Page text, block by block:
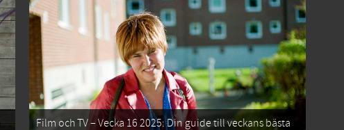
Film och TV – Vecka 16 2025: Din guide till veckans bästa